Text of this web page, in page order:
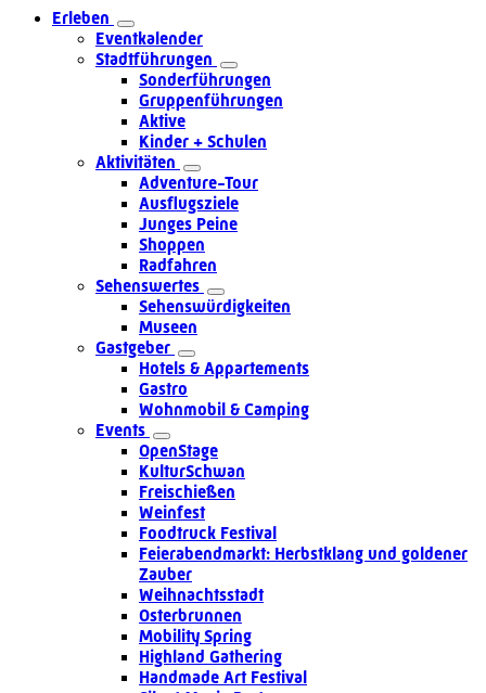
Erleben
Eventkalender
Stadtführungen
Sonderführungen
Gruppenführungen
Aktive
Kinder + Schulen
Aktivitäten
Adventure-Tour
Ausflugsziele
Junges Peine
Shoppen
Radfahren
Sehenswertes
Sehenswürdigkeiten
Museen
Gastgeber
Hotels & Appartements
Gastro
Wohnmobil & Camping
Events
OpenStage
KulturSchwan
Freischießen
Weinfest
Foodtruck Festival
Feierabendmarkt: Herbstklang und goldener
Zauber
Weihnachtsstadt
Osterbrunnen
Mobility Spring
Highland Gathering
Handmade Art Festival